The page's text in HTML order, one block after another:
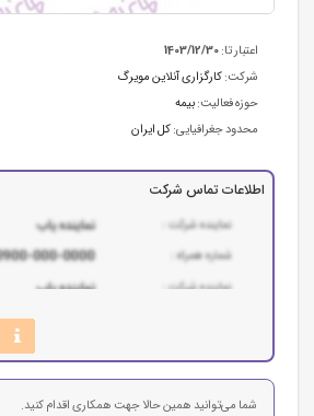
اعتبار تا:1403/12/30
شرکت:کارگزاری آنلاین مویرگ
حوزه فعالیت:بیمه
محدود جغرافیایی:کل ایران
اطلاعات تماس شرکت
شما می‌توانید همین حالا جهت همکاری اقدام کنید.